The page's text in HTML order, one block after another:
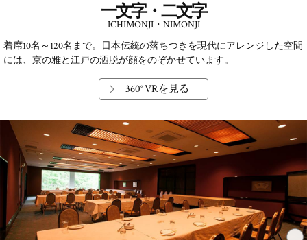
一文字・二文字
ICHIMONJI・NIMONJI
着席10名～120名まで。日本伝統の落ちつきを現代にアレンジした空間
には、京の雅と江戸の洒脱が顔をのぞかせています。
360° VRを見る